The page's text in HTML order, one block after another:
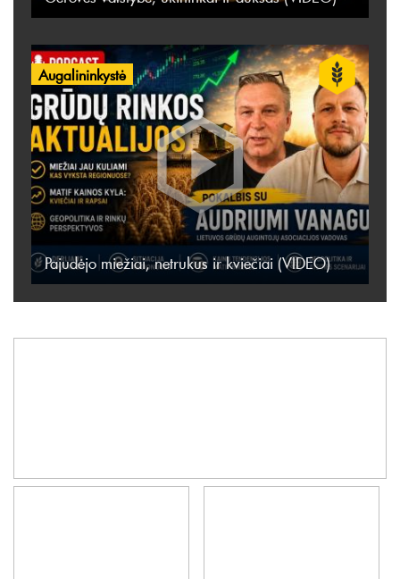
Augalininkystė
Pajudėjo miežiai, netrukus ir kviečiai (VIDEO)